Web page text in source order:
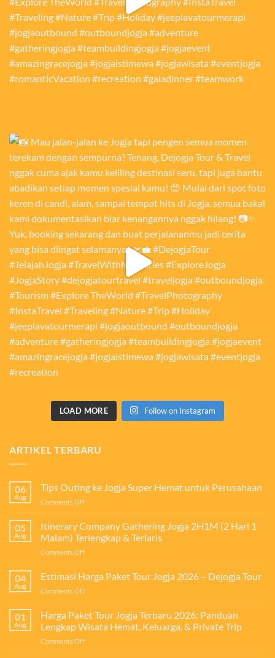
LOAD MORE Follow on Instagram
ARTIKEL TERBARU
06
Aug
Tips Outing ke Jogja Super Hemat untuk Perusahaan
Comments Offon
Outing
Jogja
Super
untuk
05
Aug
Itinerary Company Gathering Jogja 2H1M (2 Hari 1
Malam) Terlengkap & Terlaris
Comments Offon
Company
Gathering
(2
Hari
04
Aug
Estimasi Harga Paket Tour Jogja 2026 – Dejogja Tour
Comments Offon
Harga
Tour
Jogja
01
Aug
Harga Paket Tour Jogja Terbaru 2026: Panduan
Lengkap Wisata Hemat, Keluarga, & Private Trip
Comments Offon